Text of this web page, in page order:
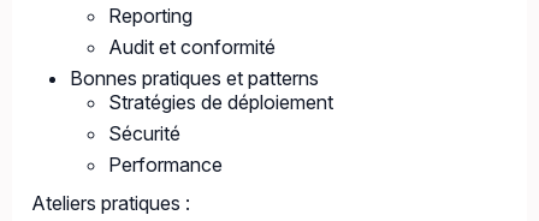
Reporting
Audit et conformité
Bonnes pratiques et patterns
Stratégies de déploiement
Sécurité
Performance
Ateliers pratiques :